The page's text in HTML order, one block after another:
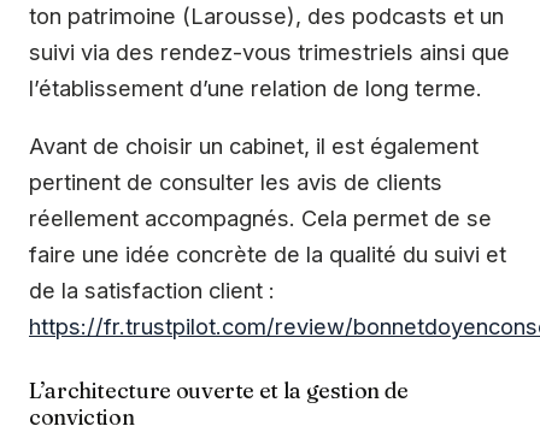
ton patrimoine (Larousse), des podcasts et un
suivi via des rendez-vous trimestriels ainsi que
l’établissement d’une relation de long terme.
Avant de choisir un cabinet, il est également
pertinent de consulter les avis de clients
réellement accompagnés. Cela permet de se
faire une idée concrète de la qualité du suivi et
de la satisfaction client :
https://fr.trustpilot.com/review/
L’architecture ouverte et la gestion de
conviction